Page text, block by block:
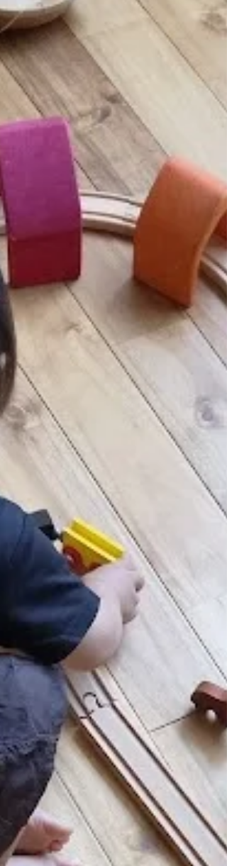
して
春の兆しがちらほらと見えてきましたね。 それ
も温かい飲み物でほっとしたい…そんなときのお
供に。 今月のクラフトはフェルトのコースター
す。 フェルトや糸の色、縫い目の大きさによっ
印象がガラッと変わって見えます。 ひととき手
事を楽しんでくださいね。 コースター さて、子
もたちはおもちゃを使っていろいろな姿をみせて
くれます。 お人形のねんね よく見ると小さな腰
をベッドに、布をお布団に見立てて、さらにさら
に… 型はめの動物をぬいぐるみに見立てたのか
お人形一人一人に添えています。 優しさいっぱ
ですね。 こちらはキッチン、並んでお料理です。
キッチン ついたては屋台になります。 屋台 こち
らは世間話しているのかもしれない。 お友達と
ごすと、いつもとは違った一面が見られることも
あるかもしれません。 そんな発見もありますが
何よりリラックスしていただけたら嬉しいです。
どうぞ気分転換にお立ち寄りください。